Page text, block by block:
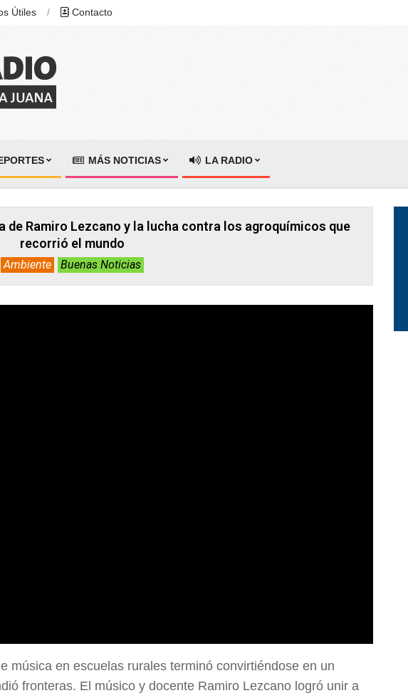
Útiles Contacto
MÁS NOTICIAS LA RADIO
de Ramiro Lezcano y la lucha contra los agroquímicos que
recorrió el mundo
Ambiente Buenas Noticias
música en escuelas rurales terminó convirtiéndose en un
fronteras. El músico y docente Ramiro Lezcano logró unir a